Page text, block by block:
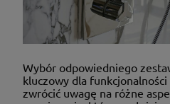
Wybór odpowiedniego
kluczowy dla
zwrócić uwagę na różne